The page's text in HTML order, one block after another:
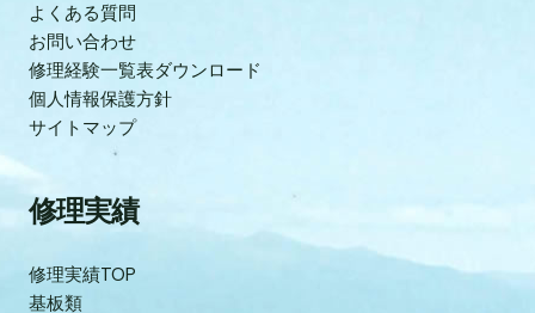
よくある質問
お問い合わせ
修理経験一覧表ダウンロード
個人情報保護方針
サイトマップ
修理実績
修理実績TOP
基板類